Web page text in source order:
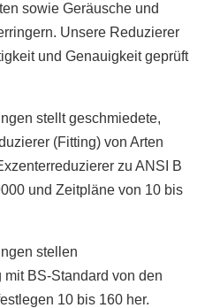
sowie Geräusche und
Unsere Reduzierer
und Genauigkeit geprüft
stellt geschmiedete,
(Fitting) von Arten
zu ANSI B
und Zeitpläne von 10 bis
stellen
BS-Standard von den
10 bis 160 her.